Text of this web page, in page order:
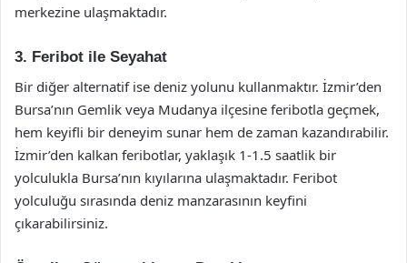
merkezine ulaşmaktadır.
3. Feribot ile Seyahat
Bir diğer alternatif ise deniz yolunu kullanmaktır. İzmir’den
Bursa’nın Gemlik veya Mudanya ilçesine feribotla geçmek,
hem keyifli bir deneyim sunar hem de zaman kazandırabilir.
İzmir’den kalkan feribotlar, yaklaşık 1-1.5 saatlik bir
yolculukla Bursa’nın kıyılarına ulaşmaktadır. Feribot
yolculuğu sırasında deniz manzarasının keyfini
çıkarabilirsiniz.